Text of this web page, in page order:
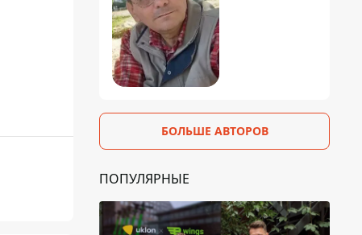
БОЛЬШЕ АВТОРОВ
ПОПУЛЯРНЫЕ